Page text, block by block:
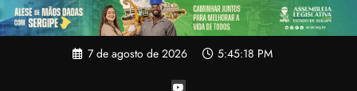
Pular
para
o
7 de agosto de 2026 5:45:18 PM